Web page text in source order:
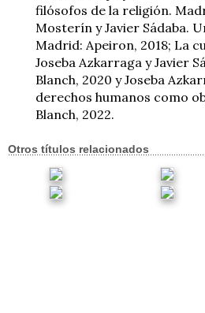
filósofos de la religión.
Mosterín y Javier Sádaba.
Madrid: Apeiron, 2018; La
Joseba Azkarraga y Javier
Blanch, 2020 y Joseba
derechos humanos como
Blanch, 2022.
Otros títulos relacionados